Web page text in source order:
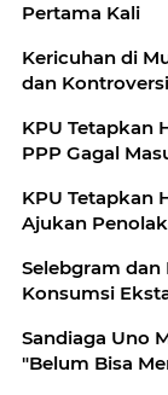
Pertama Kali
Kericuhan di
dan
KPU Tetapkan
PPP Gagal
KPU Tetapkan
Ajukan
Selebgram dan
Konsumsi
Sandiaga Uno
"Belum Bisa